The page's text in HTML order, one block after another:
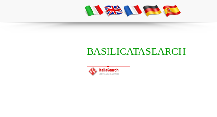
BASILICATASEARCH